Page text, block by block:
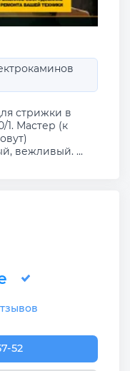
стрижки в
1. Мастер (к
вежливый. ...
52